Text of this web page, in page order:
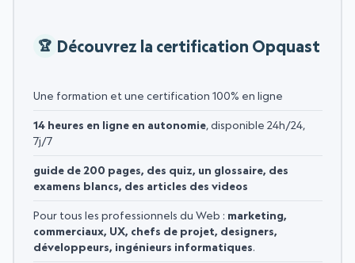
Découvrez la certification Opquast
Une formation et une certification 100% en ligne
14 heures en ligne en autonomie, disponible 24h/24,
7j/7
guide de 200 pages, des quiz, un glossaire, des
examens blancs, des articles des videos
Pour tous les professionnels du Web : marketing,
commerciaux, UX, chefs de projet, designers,
développeurs, ingénieurs informatiques.